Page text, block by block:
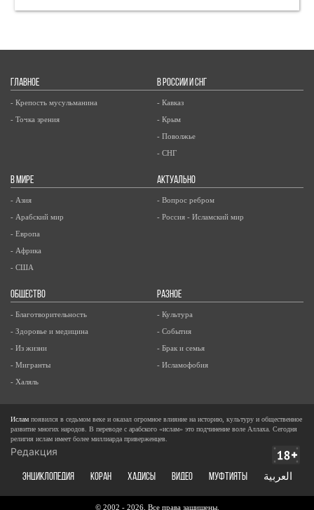
ГЛАВНОЕ
- Крепость мусульманина
- Точка зрения
В РОССИИ И СНГ
- Кавказ
- Крым
- Поволжье
- СНГ
В МИРЕ
- Азия
- Арабский мир
- Европа
- Африка
- США
АКТУАЛЬНО
- Вопрос ребром
- Россия - Исламский мир
ОБЩЕСТВО
- Благотворительность
- Здоровье и медицина
- Из жизни
- Мигранты
- Халяль
РАЗНОЕ
- Культура
- События
- Брак и семья
- Исламофобия
Ислам появился в седьмом веке и оказал огромное влияние на историю, культуру и общественное
развитие многих народов. В переводе с арабского «ислам» это подчинение воле Аллаха. Сегодня
религия ислам имеет более миллиарда приверженцев.
Редакция
ЭНЦИКЛОПЕДИЯ КОРАН ХАДИСЫ ВИДЕО Муфтияты العربية
© 2002 - 2026, Все права защищены.